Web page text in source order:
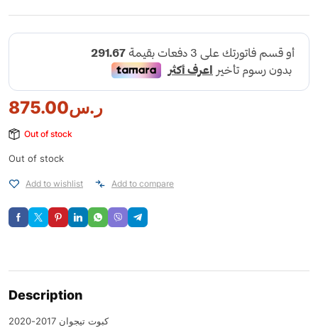
ر.س875.00
Out of stock
Out of stock
Add to wishlist Add to compare
Description
كبوت تيجوان 2017-2020